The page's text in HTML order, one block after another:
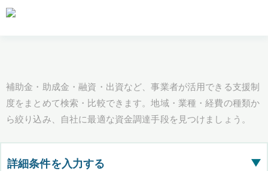
補助金・助成金・融資・出資など、事業者が活用できる支援制
度をまとめて検索・比較できます。地域・業種・経費の種類か
ら絞り込み、自社に最適な資金調達手段を見つけましょう。
詳細条件を入力する ▶